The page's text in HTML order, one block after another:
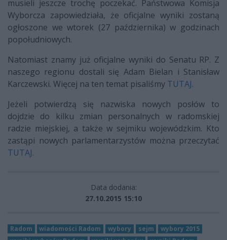
musieli jeszcze trochę poczekać. Państwowa Komisja
Wyborcza zapowiedziała, że oficjalne wyniki zostaną
ogłoszone we wtorek (27 października) w godzinach
popołudniowych.
Natomiast znamy już oficjalne wyniki do Senatu RP. Z
naszego regionu dostali się Adam Bielan i Stanisław
Karczewski. Więcej na ten temat pisaliśmy TUTAJ.
Jeżeli potwierdzą się nazwiska nowych posłów to
dojdzie do kilku zmian personalnych w radomskiej
radzie miejskiej, a także w sejmiku wojewódzkim. Kto
zastąpi nowych parlamentarzystów można przeczytać
TUTAJ.
Data dodania:
27.10.2015 15:10
Radom wiadomości Radom wybory sejm
wybory 2015